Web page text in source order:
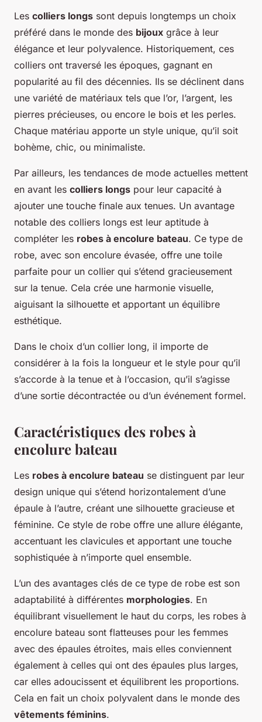
Les colliers longs sont depuis longtemps un choix
préféré dans le monde des bijoux grâce à leur
élégance et leur polyvalence. Historiquement, ces
colliers ont traversé les époques, gagnant en
popularité au fil des décennies. Ils se déclinent dans
une variété de matériaux tels que l’or, l’argent, les
pierres précieuses, ou encore le bois et les perles.
Chaque matériau apporte un style unique, qu’il soit
bohème, chic, ou minimaliste.
Par ailleurs, les tendances de mode actuelles mettent
en avant les colliers longs pour leur capacité à
ajouter une touche finale aux tenues. Un avantage
notable des colliers longs est leur aptitude à
compléter les robes à encolure bateau. Ce type de
robe, avec son encolure évasée, offre une toile
parfaite pour un collier qui s’étend gracieusement
sur la tenue. Cela crée une harmonie visuelle,
aiguisant la silhouette et apportant un équilibre
esthétique.
Dans le choix d’un collier long, il importe de
considérer à la fois la longueur et le style pour qu’il
s’accorde à la tenue et à l’occasion, qu’il s’agisse
d’une sortie décontractée ou d’un événement formel.
Caractéristiques des robes à
encolure bateau
Les robes à encolure bateau se distinguent par leur
design unique qui s’étend horizontalement d’une
épaule à l’autre, créant une silhouette gracieuse et
féminine. Ce style de robe offre une allure élégante,
accentuant les clavicules et apportant une touche
sophistiquée à n’importe quel ensemble.
L’un des avantages clés de ce type de robe est son
adaptabilité à différentes morphologies. En
équilibrant visuellement le haut du corps, les robes à
encolure bateau sont flatteuses pour les femmes
avec des épaules étroites, mais elles conviennent
également à celles qui ont des épaules plus larges,
car elles adoucissent et équilibrent les proportions.
Cela en fait un choix polyvalent dans le monde des
vêtements féminins.